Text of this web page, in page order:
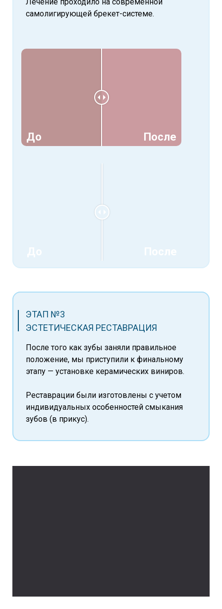
До После
самолигирующей брекет-системе.
ЭТАП №3
ЭСТЕТИЧЕСКАЯ РЕСТАВРАЦИЯ
После того как зубы заняли правильное
положение, мы приступили к финальному
этапу — установке керамических виниров.
Реставрации были изготовлены с учетом
индивидуальных особенностей смыкания
зубов (в прикус).